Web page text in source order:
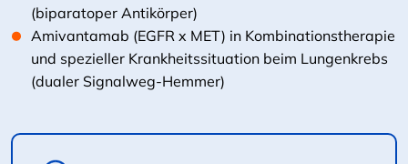
(biparatoper Antikörper)
Amivantamab (EGFR x MET) in Kombinationstherapie
und spezieller Krankheitssituation beim Lungenkrebs
(dualer Signalweg-Hemmer)